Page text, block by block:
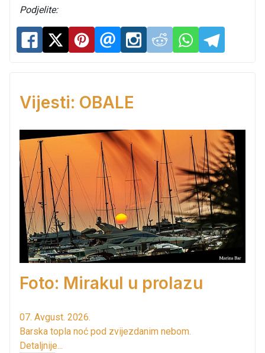
Podjelite:
Vijesti: OBALE
Foto: Mirakul u prolazu
07. Avgust. 2026.
Barska topla noć pod zvijezdanim nebom.
Detaljnije...